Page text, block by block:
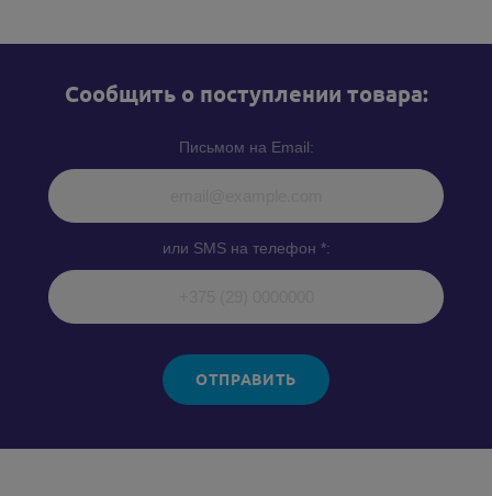
Cообщить о поступлении товара:
Письмом на Email:
или SMS на телефон *:
ОТПРАВИТЬ